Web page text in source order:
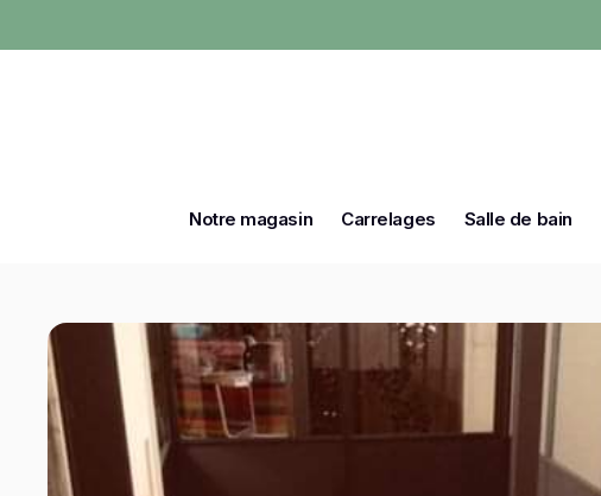
Notre magasin Carrelages Salle de bain